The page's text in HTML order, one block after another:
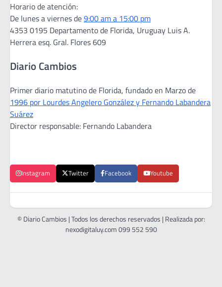
Horario de atención:
De lunes a viernes de9:00 am a 15:00 pm
4353 0195 Departamento de Florida, Uruguay Luis A.
Herrera esq. Gral. Flores 609
Diario Cambios
Primer diario matutino de Florida, fundado en Marzo de
1996 por Lourdes Angelero González y Fernando Labandera
Suárez
Director responsable: Fernando Labandera
Instagram Twitter Facebook Youtube